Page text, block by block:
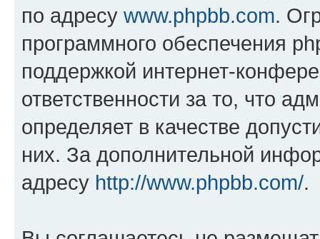
по адресу www.phpbb.com.
программного обеспечения
поддержкой интернет-
ответственности за то, что
определяет в качестве
них. За дополнительной
адресу http://www.phpbb.com/.